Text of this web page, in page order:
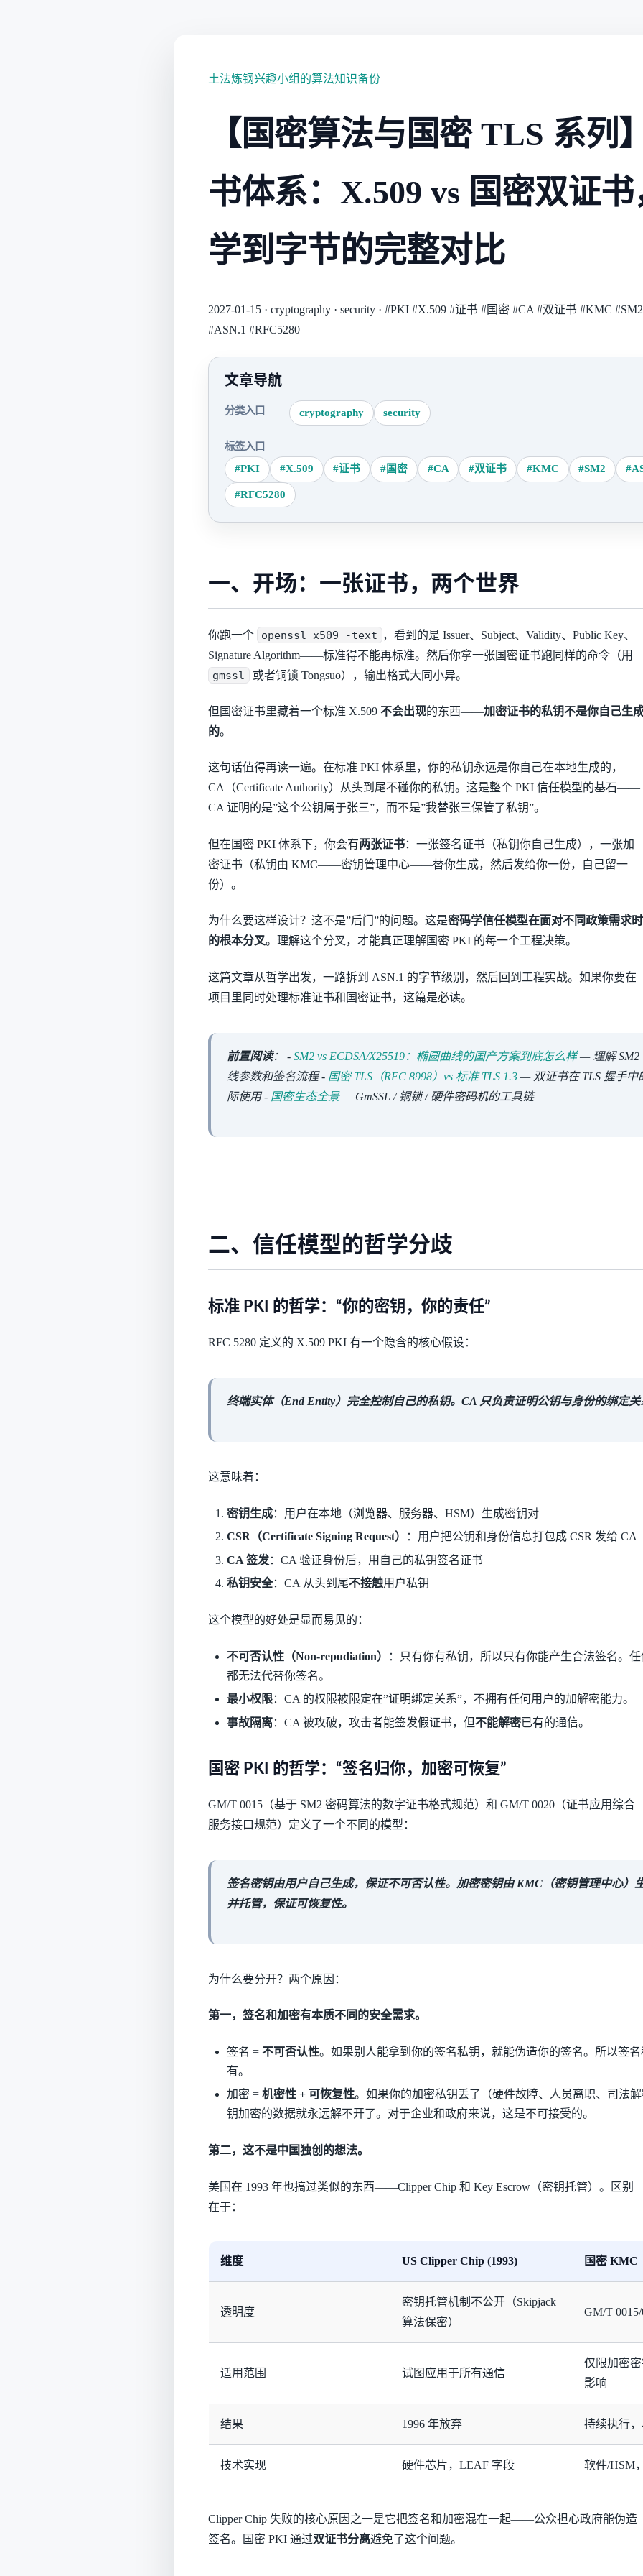
土法炼钢兴趣小组的算法知识备份
【国密算法与国密 TLS 系列
书体系：X.509 vs 国密双证
学到字节的完整对比
2027-01-15 · cryptography · security · #PKI #X.509 #证书 #国密 #CA #双证书 #KMC #SM2
#ASN.1 #RFC5280
文章导航
分类入口 cryptography security
标签入口
#PKI
#X.509 #证书 #国密 #CA #双证书 #KMC #SM2
#RFC5280
一、开场：一张证书，两个世界
你跑一个 openssl x509 -text ，看到的是 Issuer、Subject、Validity、Public Key、
Signature Algorithm——标准得不能再标准。然后你拿一张国密证书跑同样的命令（用
gmssl 或者铜锁 Tongsuo），输出格式大同小异。
但国密证书里藏着一个标准 X.509 不会出现的东西——加密证书的私钥不是你自己生
的。
这句话值得再读一遍。在标准 PKI 体系里，你的私钥永远是你自己在本地生成的，
CA（Certificate Authority）从头到尾不碰你的私钥。这是整个 PKI 信任模型的基石——
CA 证明的是”这个公钥属于张三”，而不是”我替张三保管了私钥”。
但在国密 PKI 体系下，你会有两张证书：一张签名证书（私钥你自己生成），一张加
密证书（私钥由 KMC——密钥管理中心——替你生成，然后发给你一份，自己留一
份）。
为什么要这样设计？这不是”后门”的问题。这是密码学信任模型在面对不同政策需求时
的根本分叉。理解这个分叉，才能真正理解国密 PKI 的每一个工程决策。
这篇文章从哲学出发，一路拆到 ASN.1 的字节级别，然后回到工程实战。如果你要在
项目里同时处理标准证书和国密证书，这篇是必读。
前置阅读： -SM2 vs ECDSA/X25519：椭圆曲线的国产方案到底怎么样— 理解 SM2
线参数和签名流程 - 国密 TLS（RFC 8998）vs 标准 TLS 1.3 — 双证书在 TLS 握手中
际使用 - 国密生态全景— GmSSL / 铜锁 / 硬件密码机的工具链
二、信任模型的哲学分歧
标准 PKI 的哲学：“你的密钥，你的责任”
RFC 5280 定义的 X.509 PKI 有一个隐含的核心假设：
终端实体（End Entity）完全控制自己的私钥。CA 只负责证明公钥与身份的绑定关
这意味着：
密钥生成：用户在本地（浏览器、服务器、HSM）生成密钥对
CSR（Certificate Signing Request）
：用户把公钥和身份信息打包成 CSR 发给 CA
CA 签发：CA 验证身份后，用自己的私钥签名证书
私钥安全：CA 从头到尾不接触用户私钥
这个模型的好处是显而易见的：
不可否认性（Non-repudiation）
：只有你有私钥，所以只有你能产生合法签名
都无法代替你签名。
最小权限：CA 的权限被限定在”证明绑定关系”，不拥有任何用户的加解密能力。
事故隔离：CA 被攻破，攻击者能签发假证书，但不能解密已有的通信。
国密 PKI 的哲学：“签名归你，加密可恢复”
GM/T 0015（基于 SM2 密码算法的数字证书格式规范）和 GM/T 0020（证书应用综合
服务接口规范）定义了一个不同的模型：
签名密钥由用户自己生成，保证不可否认性。加密密钥由 KMC（密钥管理中心）
并托管，保证可恢复性。
为什么要分开？两个原因：
第一，签名和加密有本质不同的安全需求。
签名 = 不可否认性。如果别人能拿到你的签名私钥，就能伪造你的签名。所以签名
有。
加密 = 机密性 + 可恢复性。如果你的加密私钥丢了（硬件故障、人员离职、司法
钥加密的数据就永远解不开了。对于企业和政府来说，这是不可接受的。
第二，这不是中国独创的想法。
美国在 1993 年也搞过类似的东西——Clipper Chip 和 Key Escrow（密钥托管）。区别
在于：
维度 US Clipper Chip (1993) 国密 KMC
透明度
密钥托管机制不公开（Skipjack
算法保密）
GM/T
适用范围 试图应用于所有通信
仅限加密
影响
结果 1996 年放弃 持续执行
技术实现 硬件芯片，LEAF 字段 软件/HSM
Clipper Chip 失败的核心原因之一是它把签名和加密混在一起——公众担心政府能伪造
签名。国密 PKI 通过双证书分离避免了这个问题。